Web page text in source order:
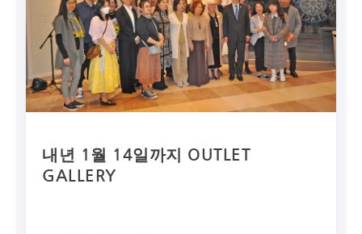
내년 1 월 14일까지
OUTLET
GALLERY